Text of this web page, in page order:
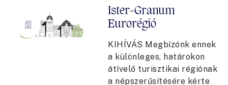
Ister-Granum
Eurorégió
KIHÍVÁS Megbízónk ennek
a különleges, határokon
átívelő turisztikai régiónak
a népszerűsítésére kérte